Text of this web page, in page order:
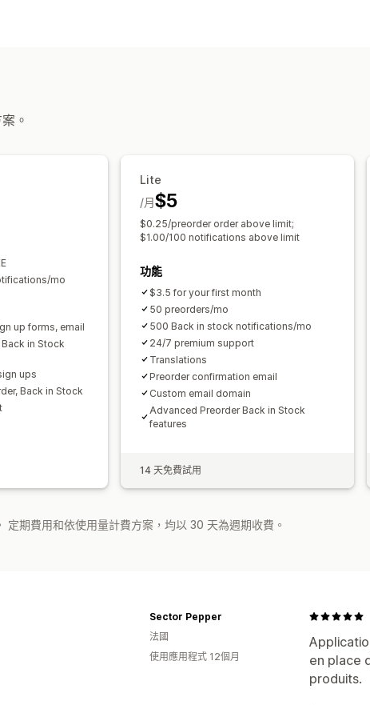
。
mo
up forms, email
in Stock
ups
Back in Stock
Lite
$5
/月
$0.25/preorder order above limit;
$1.00/100 notifications above limit
功能
$3.5 for your first month
50 preorders/mo
500 Back in stock notifications/mo
24/7 premium support
Translations
Preorder confirmation email
Custom email domain
Advanced Preorder Back in Stock
features
14 天免費試用
定期費用和依使用量計費方案，均以 30 天為週期收費。
en place
produits.
Sector Pepper
法國
使用應用程式 12個月